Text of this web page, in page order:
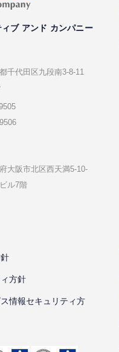
ブ アンド カンパニー
千代⽥区九段南3-8-11
⼤阪市北区⻄天満5-10-
ル7階
⽅針
情報セキュリティ方